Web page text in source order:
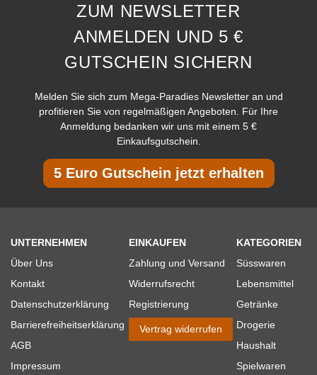
ZUM NEWSLETTER
ANMELDEN UND 5 €
GUTSCHEIN SICHERN
Melden Sie sich zum Mega-Paradies Newsletter an und
profitieren Sie von regelmäßigen Angeboten. Für Ihre
Anmeldung bedanken wir uns mit einem 5 €
Einkaufsgutschein.
5 Euro Gutschein jetzt erhalten
UNTERNEHMEN
Über Uns
Kontakt
Datenschutzerklärung
Barrierefreiheitserklärung
AGB
Impressum
EINKAUFEN
Zahlung und Versand
Widerrufsrecht
Registrierung
Vertrag widerrufen
KATEGORIEN
Süsswaren
Lebensmittel
Getränke
Drogerie
Haushalt
Spielwaren